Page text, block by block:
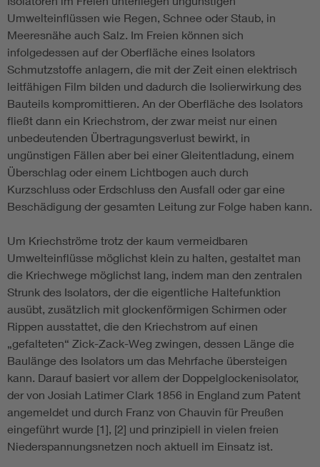
Umwelteinflüssen wie Regen, Schnee oder Staub, in
Meeresnähe auch Salz. Im Freien können sich
infolgedessen auf der Oberfläche eines Isolators
Schmutzstoffe anlagern, die mit der Zeit einen elektrisch
leitfähigen Film bilden und dadurch die Isolierwirkung des
Bauteils kompromittieren. An der Oberfläche des Isolators
fließt dann ein Kriechstrom, der zwar meist nur einen
unbedeutenden Übertragungsverlust bewirkt, in
ungünstigen Fällen aber bei einer Gleitentladung, einem
Überschlag oder einem Lichtbogen auch durch
Kurzschluss oder Erdschluss den Ausfall oder gar eine
Beschädigung der gesamten Leitung zur Folge haben kann.
Um Kriechströme trotz der kaum vermeidbaren
Umwelteinflüsse möglichst klein zu halten, gestaltet man
die Kriechwege möglichst lang, indem man den zentralen
Strunk des Isolators, der die eigentliche Haltefunktion
ausübt, zusätzlich mit glockenförmigen Schirmen oder
Rippen ausstattet, die den Kriechstrom auf einen
„gefalteten“ Zick-Zack-Weg zwingen, dessen Länge die
Baulänge des Isolators um das Mehrfache übersteigen
kann. Darauf basiert vor allem der Doppelglockenisolator,
der von Josiah Latimer Clark 1856 in England zum Patent
angemeldet und durch Franz von Chauvin für Preußen
eingeführt wurde [1], [2] und prinzipiell in vielen freien
Niederspannungsnetzen noch aktuell im Einsatz ist.